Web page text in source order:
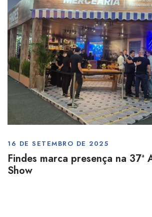
16 DE SETEMBRO DE 2025
Findes marca presença na 37ª
Show